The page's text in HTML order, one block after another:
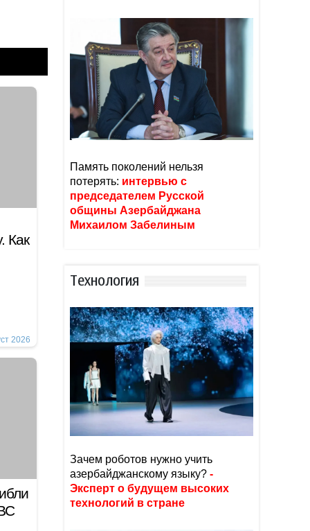
Как
2026
Память поколений нельзя
потерять: интервью с
председателем Русской
общины Азербайджана
Михаилом Забелиным
Тexнoлoгия
Зачем роботов нужно учить
азербайджанскому языку? -
Эксперт о будущем высоких
технологий в стране